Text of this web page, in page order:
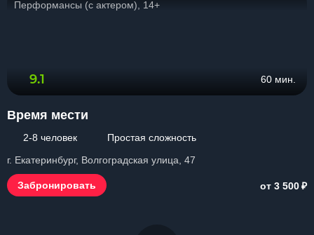
Перформансы (с актером), 14+
9.1 60 мин.
Время мести
2-8 человек
Простая сложность
г. Екатеринбург, Волгоградская улица, 47
Забронировать от 3 500₽